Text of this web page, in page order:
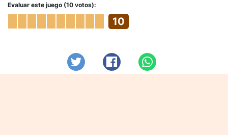
Evaluar este juego (10 votos):
10